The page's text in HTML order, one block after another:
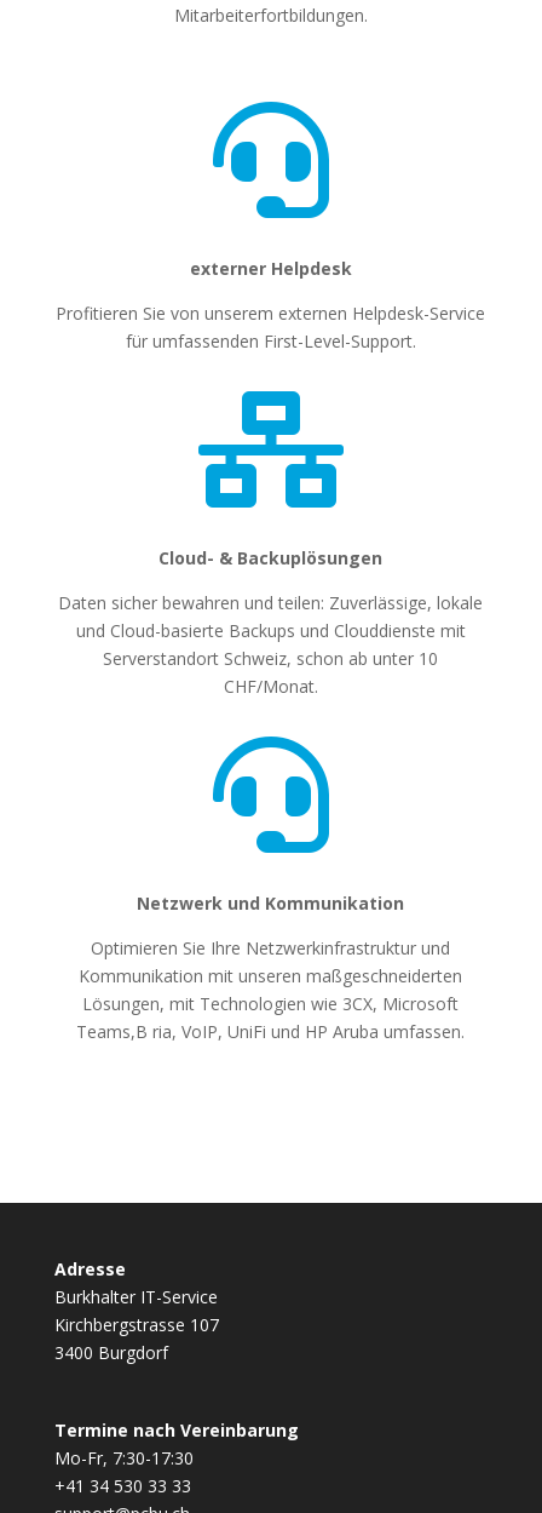
Mitarbeiterfortbildungen.

externer Helpdesk
Profitieren Sie von unserem externen Helpdesk-Service
für umfassenden First-Level-Support.

Cloud- & Backuplösungen
Daten sicher bewahren und teilen: Zuverlässige, lokale
und Cloud-basierte Backups und Clouddienste mit
Serverstandort Schweiz, schon ab unter 10
CHF/Monat.

Netzwerk und Kommunikation
Optimieren Sie Ihre Netzwerkinfrastruktur und
Kommunikation mit unseren maßgeschneiderten
Lösungen, mit Technologien wie 3CX, Microsoft
Teams,B ria, VoIP, UniFi und HP Aruba umfassen.
Adresse
Burkhalter IT-Service
Kirchbergstrasse 107
3400 Burgdorf
Termine nach Vereinbarung
Mo-Fr, 7:30-17:30
+41 34 530 33 33